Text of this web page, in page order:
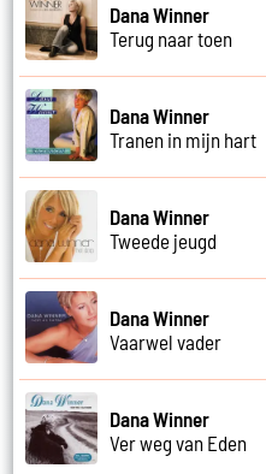
Dana Winner
Terug naar toen
Dana Winner
Tranen in mijn hart
Dana Winner
Tweede jeugd
Dana Winner
Vaarwel vader
Dana Winner
Ver weg van Eden